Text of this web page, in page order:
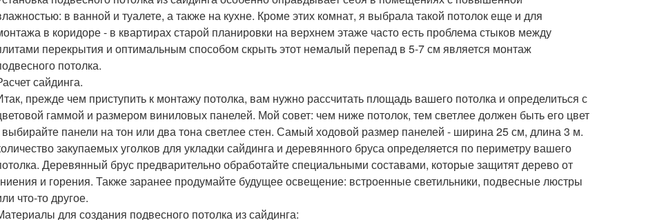
в ванной и туалете, а также на кухне. Кроме этих комнат, я выбрала такой потолок еще и для
в коридоре - в квартирах старой планировки на верхнем этаже часто есть проблема стыков между
перекрытия и оптимальным способом скрыть этот немалый перепад в 5-7 см является монтаж
потолка.
сайдинга.
прежде чем приступить к монтажу потолка, вам нужно рассчитать площадь вашего потолка и определиться с
гаммой и размером виниловых панелей. Мой совет: чем ниже потолок, тем светлее должен быть его цвет
панели на тон или два тона светлее стен. Самый ходовой размер панелей - ширина 25 см, длина 3 м.
закупаемых уголков для укладки сайдинга и деревянного бруса определяется по периметру вашего
Деревянный брус предварительно обработайте специальными составами, которые защитят дерево от
и горения. Также заранее продумайте будущее освещение: встроенные светильники, подвесные люстры
что-то другое.
для создания подвесного потолка из сайдинга: